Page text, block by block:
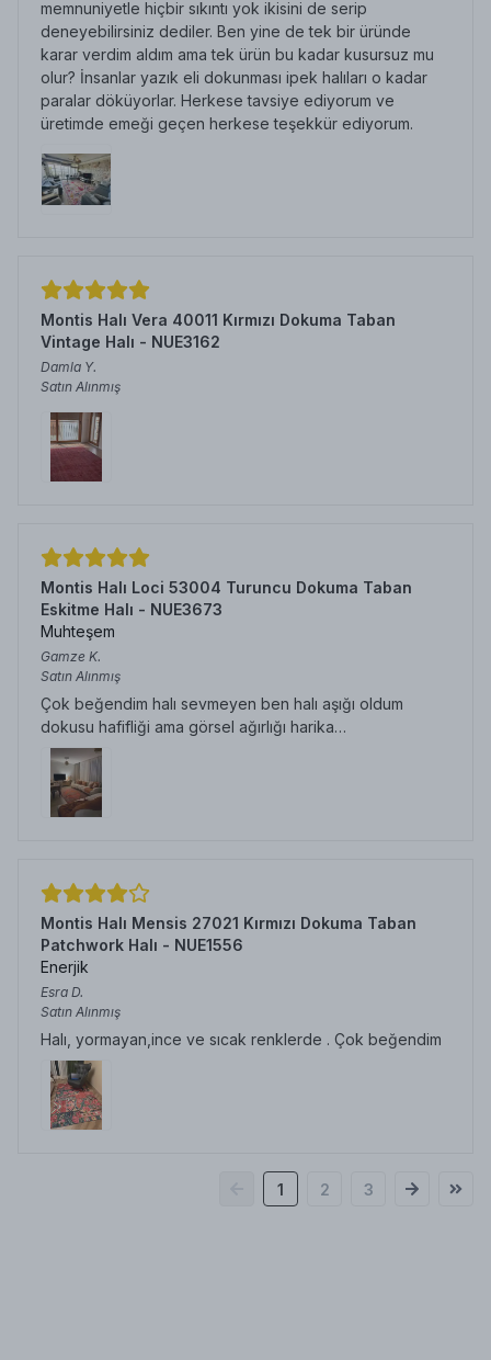
memnuniyetle hiçbir sıkıntı yok ikisini de serip
deneyebilirsiniz dediler. Ben yine de tek bir üründe
karar verdim aldım ama tek ürün bu kadar kusursuz mu
olur? İnsanlar yazık eli dokunması ipek halıları o kadar
paralar döküyorlar. Herkese tavsiye ediyorum ve
üretimde emeği geçen herkese teşekkür ediyorum.
Montis Halı Vera 40011 Kırmızı Dokuma Taban
Vintage Halı - NUE3162
Damla Y.
Satın Alınmış
Montis Halı Loci 53004 Turuncu Dokuma Taban
Eskitme Halı - NUE3673
Muhteşem
Gamze K.
Satın Alınmış
Çok beğendim halı sevmeyen ben halı aşığı oldum
dokusu hafifliği ama görsel ağırlığı harika…
Montis Halı Mensis 27021 Kırmızı Dokuma Taban
Patchwork Halı - NUE1556
Enerjik
Esra D.
Satın Alınmış
Halı, yormayan,ince ve sıcak renklerde . Çok beğendim
1 2 3